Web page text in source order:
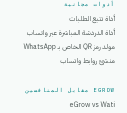
أدوات مجانية
أداة تتبع الطلبات
أداة الدردشة المباشرة عبر واتساب
مولد رمز QR الخاص بـ WhatsApp
منشئ روابط واتساب
EGROW مقابل المنافسين
eGrow vs Wati